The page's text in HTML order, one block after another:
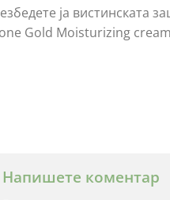
ја вистинската
Gold Moisturizing
Напишете коментар